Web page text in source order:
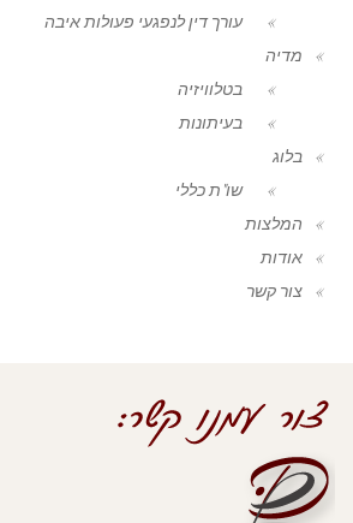
עורך דין לנפגעי פעולות איבה
מדיה
בטלוויזיה
בעיתונות
בלוג
שו"ת כללי
המלצות
אודות
צור קשר